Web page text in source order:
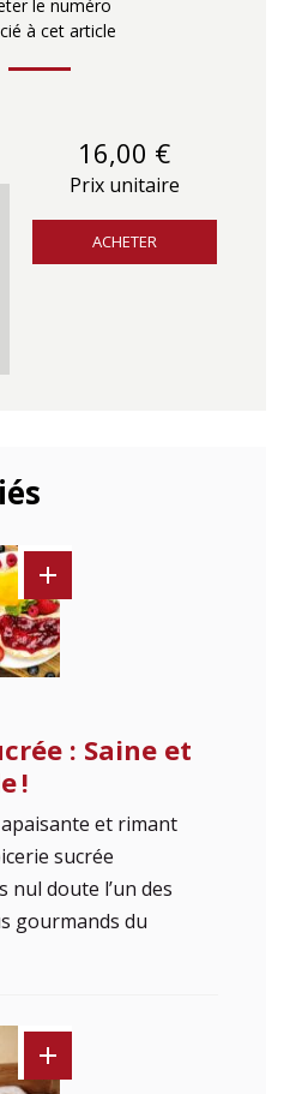
le numéro
à cet article
16,00 €
Prix unitaire
ACHETER
: Saine et
!
et rimant
sucrée
nul doute l’un des
gourmands du